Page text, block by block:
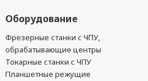
Оборудование
Фрезерные станки с ЧПУ,
обрабатывающие центры
Токарные станки с ЧПУ
Планшетные режущие